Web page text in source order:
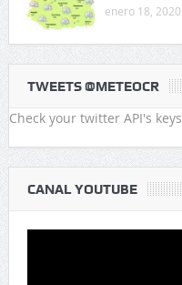
enero 18, 2020
TWEETS @METEOCR
Check your twitter API's keys
CANAL YOUTUBE